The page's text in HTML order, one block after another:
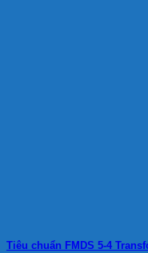
Tiêu chuẩn FMDS 5-4